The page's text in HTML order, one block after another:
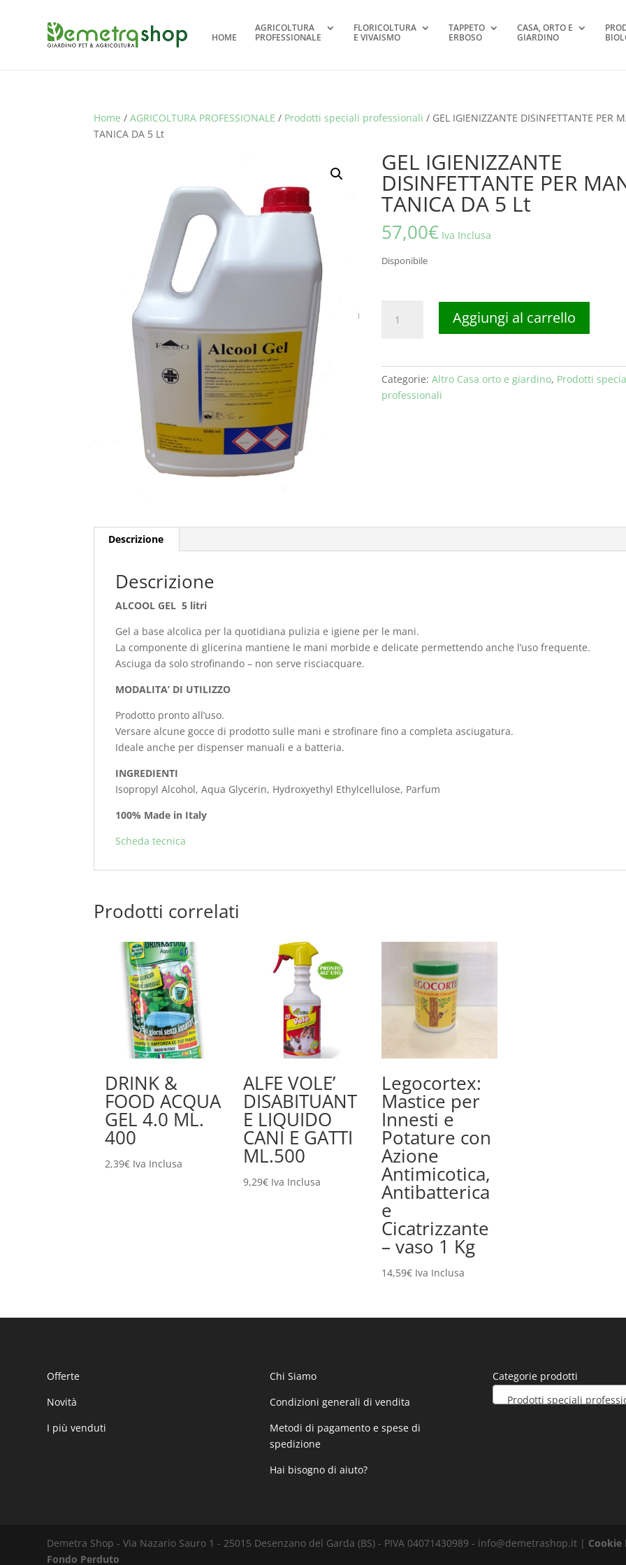
HOME
AGRICOLTURA
PROFESSIONALE
FLORICOLTURA
E VIVAISMO
TAPPETO
ERBOSO
CASA, ORTO E
GIARDINO
Home /AGRICOLTURA PROFESSIONALE / Prodotti speciali professionali / GEL IGIENIZZANTE DISINFETTANTE PER
TANICA DA 5 Lt
GEL IGIENIZZANTE
DISINFETTANTE PER
TANICA DA 5 Lt
57,00€ Iva Inclusa
Disponibile
IGIENIZZANTE
TANICA
DA
Aggiungi al carrello
Categorie:Altro Casa orto e giardino, Prodotti
professionali
Descrizione
Descrizione
ALCOOL GEL 5 litri
Gel a base alcolica per la quotidiana pulizia e igiene per le mani.
La componente di glicerina mantiene le mani morbide e delicate permettendo anche l’uso frequente.
Asciuga da solo strofinando – non serve risciacquare.
MODALITA’ DI UTILIZZO
Prodotto pronto all’uso.
Versare alcune gocce di prodotto sulle mani e strofinare fino a completa asciugatura.
Ideale anche per dispenser manuali e a batteria.
INGREDIENTI
Isopropyl Alcohol, Aqua Glycerin, Hydroxyethyl Ethylcellulose, Parfum
100% Made in Italy
Scheda tecnica
Prodotti correlati
DRINK &
FOOD ACQUA
GEL 4.0 ML.
400
2,39€ Iva Inclusa
ALFE VOLE’
DISABITUANT
E LIQUIDO
CANI E GATTI
ML.500
9,29€ Iva Inclusa
Legocortex:
Mastice per
Innesti e
Potature con
Azione
Antimicotica,
Antibatterica
e
Cicatrizzante
– vaso 1 Kg
14,59€ Iva Inclusa
Offerte
Novità
I più venduti
Chi Siamo
Condizioni generali di vendita
Metodi di pagamento e spese di
spedizione
Hai bisogno di aiuto?
Categorie prodotti
Prodotti speciali professionali
Demetra Shop - Via Nazario Sauro 1 - 25015 Desenzano del Garda (BS) - PIVA 04071430989 - info@demetrashop.it | Cookie
Fondo Perduto